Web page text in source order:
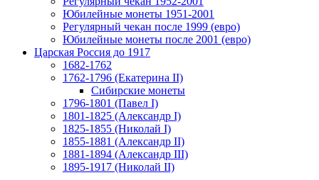
Юбилейные монеты 1951-2001
Регулярный чекан после 1999 (евро)
Юбилейные монеты после 2001 (евро)
Царская Россия до 1917
1682-1762
1762-1796 (Екатерина II)
Сибирские монеты
1796-1801 (Павел I)
1801-1825 (Александр I)
1825-1855 (Николай I)
1855-1881 (Александр II)
1881-1894 (Александр III)
1895-1917 (Николай II)